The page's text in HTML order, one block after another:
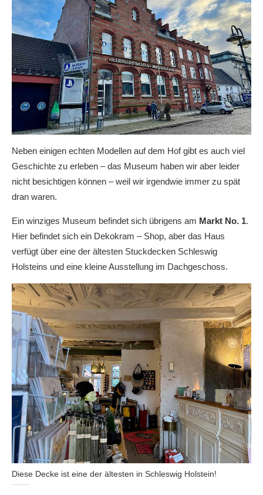
Neben einigen echten Modellen auf dem Hof gibt es auch viel
Geschichte zu erleben – das Museum haben wir aber leider
nicht besichtigen können – weil wir irgendwie immer zu spät
dran waren.
Ein winziges Museum befindet sich übrigens am Markt No. 1.
Hier befindet sich ein Dekokram – Shop, aber das Haus
verfügt über eine der ältesten Stuckdecken Schleswig
Holsteins und eine kleine Ausstellung im Dachgeschoss.
Diese Decke ist eine der ältesten in Schleswig Holstein!